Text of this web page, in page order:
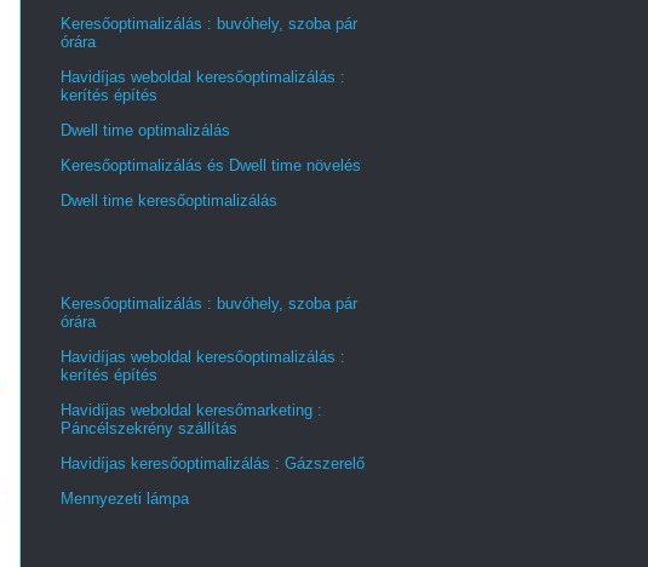
Keresőoptimalizálás : buvóhely, szoba pár
órára
Havidíjas weboldal keresőoptimalizálás :
kerítés építés
Dwell time optimalizálás
Keresőoptimalizálás és Dwell time növelés
Dwell time keresőoptimalizálás
Keresőoptimalizálás : buvóhely, szoba pár
órára
Havidíjas weboldal keresőoptimalizálás :
kerítés építés
Havidíjas weboldal keresőmarketing :
Páncélszekrény szállítás
Havidíjas keresőoptimalizálás : Gázszerelő
Mennyezeti lámpa